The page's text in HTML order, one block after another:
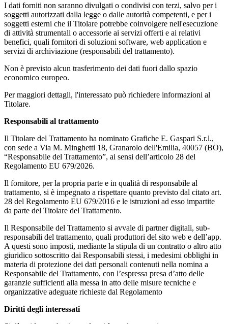
I dati forniti non saranno divulgati o condivisi con terzi, salvo per i
soggetti autorizzati dalla legge o dalle autorità competenti, e per i
soggetti esterni che il Titolare potrebbe coinvolgere nell'esecuzione
di attività strumentali o accessorie ai servizi offerti e ai relativi
benefici, quali fornitori di soluzioni software, web application e
servizi di archiviazione (responsabili del trattamento).
Non è previsto alcun trasferimento dei dati fuori dallo spazio
economico europeo.
Per maggiori dettagli, l'interessato può richiedere informazioni al
Titolare.
Responsabili al trattamento
Il Titolare del Trattamento ha nominato Grafiche E. Gaspari S.r.l.,
con sede a Via M. Minghetti 18, Granarolo dell'Emilia, 40057 (BO),
“Responsabile del Trattamento”, ai sensi dell’articolo 28 del
Regolamento EU 679/2026.
Il fornitore, per la propria parte e in qualità di responsabile al
trattamento, si è impegnato a rispettare quanto previsto dal citato art.
28 del Regolamento EU 679/2016 e le istruzioni ad esso impartite
da parte del Titolare del Trattamento.
Il Responsabile del Trattamento si avvale di partner digitali, sub-
responsabili del trattamento, quali produttori del sito web e dell’app.
A questi sono imposti, mediante la stipula di un contratto o altro atto
giuridico sottoscritto dai Responsabili stessi, i medesimi obblighi in
materia di protezione dei dati personali contenuti nella nomina a
Responsabile del Trattamento, con l’espressa presa d’atto delle
garanzie sufficienti alla messa in atto delle misure tecniche e
organizzative adeguate richieste dal Regolamento
Diritti degli interessati